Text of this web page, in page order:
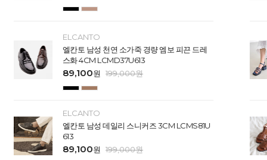
ELCANTO
엘칸토 남성 천연 소가죽 경량 엠보 피끈 드레
스화 4CM LCMD37U613
89,100원 199,000원
ELCANTO
엘칸토 남성 데일리 스니커즈 3CM LCMS81U
613
89,100원 199,000원